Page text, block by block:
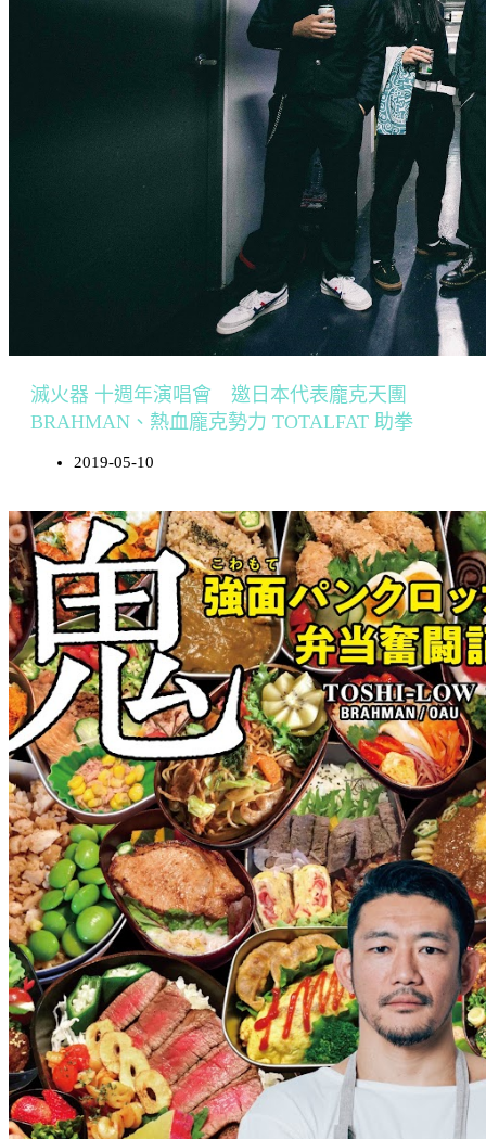
滅火器 十週年演唱會 邀日本代表龐克天團
BRAHMAN、熱血龐克勢力 TOTALFAT 助拳
2019-05-10